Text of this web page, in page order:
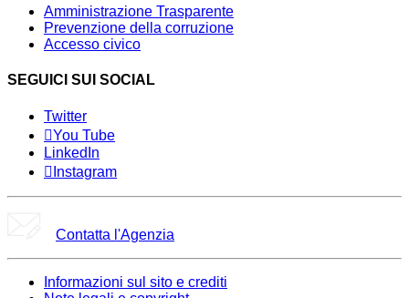
Amministrazione Trasparente
Prevenzione della corruzione
Accesso civico
SEGUICI SUI SOCIAL
Twitter
You Tube
LinkedIn
Instagram
Contatta l'Agenzia
Informazioni sul sito e crediti